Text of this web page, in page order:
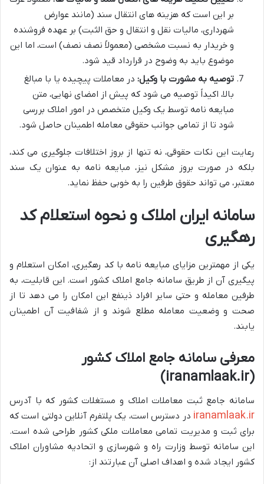
بر این است که هزینه های انتقال سند (مانند عوارض
شهرداری، مالیات نقل و انتقال و حق الثبت) بر عهده فروشنده
و خریدار به نسبت مشخصی (معمولاً نصف نصف) است، اما این
موضوع باید به وضوح در قرارداد قید شود.
توصیه به مشورت با وکیل: در معاملات پیچیده یا با مبالغ
بالا، اکیداً توصیه می شود که پیش از امضای نهایی، متن
مبایعه نامه توسط یک وکیل متخصص در امور املاک بررسی
شود تا از تمامی جوانب حقوقی معامله اطمینان حاصل شود.
رعایت این نکات حقوقی، نه تنها از بروز اختلافات جلوگیری می کند،
بلکه در صورت بروز مشکل نیز، مبایعه نامه به عنوان یک سند
معتبر، می تواند حقوق طرفین را به خوبی حفظ نماید.
سامانه ایران املاک و نحوه استعلام کد
رهگیری
یکی از مهمترین مزایای مبایعه نامه با کد رهگیری، امکان استعلام و
پیگیری آن از طریق سامانه جامع املاک کشور است. این قابلیت، به
طرفین معامله و حتی سایر افراد ذینفع این امکان را می دهد تا از
صحت و وضعیت معامله مطلع شوند و از شفافیت آن اطمینان
یابند.
معرفی سامانه جامع املاک کشور
(iranamlaak.ir)
سامانه جامع ثبت معاملات املاک و مستغلات کشور که با آدرس
iranamlaak.ir در دسترس است، یک پلتفرم آنلاین دولتی است که
برای ثبت و مدیریت تمامی معاملات ملکی کشور طراحی شده است.
این سامانه توسط وزارت راه و شهرسازی و اتحادیه مشاوران املاک
کشور ایجاد شده و اهداف اصلی آن عبارتند از: